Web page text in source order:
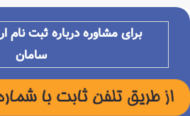
برای مشاوره درباره ثبت نام
سامان